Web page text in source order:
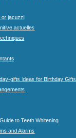
or jacuzzi
actuelles
gifts Ideas for Birthday Gifts
to Teeth Whitening
and Alarms